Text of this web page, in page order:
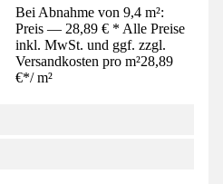
Bei Abnahme von 9,4 m²:
Preis — 28,89 € * Alle Preise
inkl. MwSt. und ggf. zzgl.
Versandkosten pro m²28,89
€*/ m²